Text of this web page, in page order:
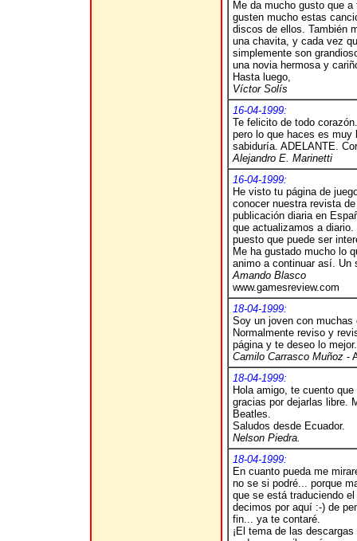
Me da mucho gusto que
gusten mucho estas
discos de ellos. También
una chavita, y cada vez
simplemente son
una novia hermosa y
Hasta luego,
Víctor Solís
16-04-1999:
Te felicito de todo
pero lo que haces es muy
sabiduría. ADELANTE.
Alejandro E. Marinetti
16-04-1999:
He visto tu página de
conocer nuestra revista
publicación diaria en
que actualizamos a
puesto que puede ser
Me ha gustado mucho lo
animo a continuar así. Un
Amando Blasco
www.gamesreview.com
18-04-1999:
Soy un joven con muchas
Normalmente reviso y
página y te deseo lo
Camilo Carrasco Muñoz -
18-04-1999:
Hola amigo, te cuento
gracias por dejarlas libre.
Beatles.
Saludos desde Ecuador.
Nelson Piedra.
18-04-1999:
En cuanto pueda me
no se si podré... porque
que se está traduciendo
decimos por aquí :-) de
fin... ya te contaré.
¡El tema de las